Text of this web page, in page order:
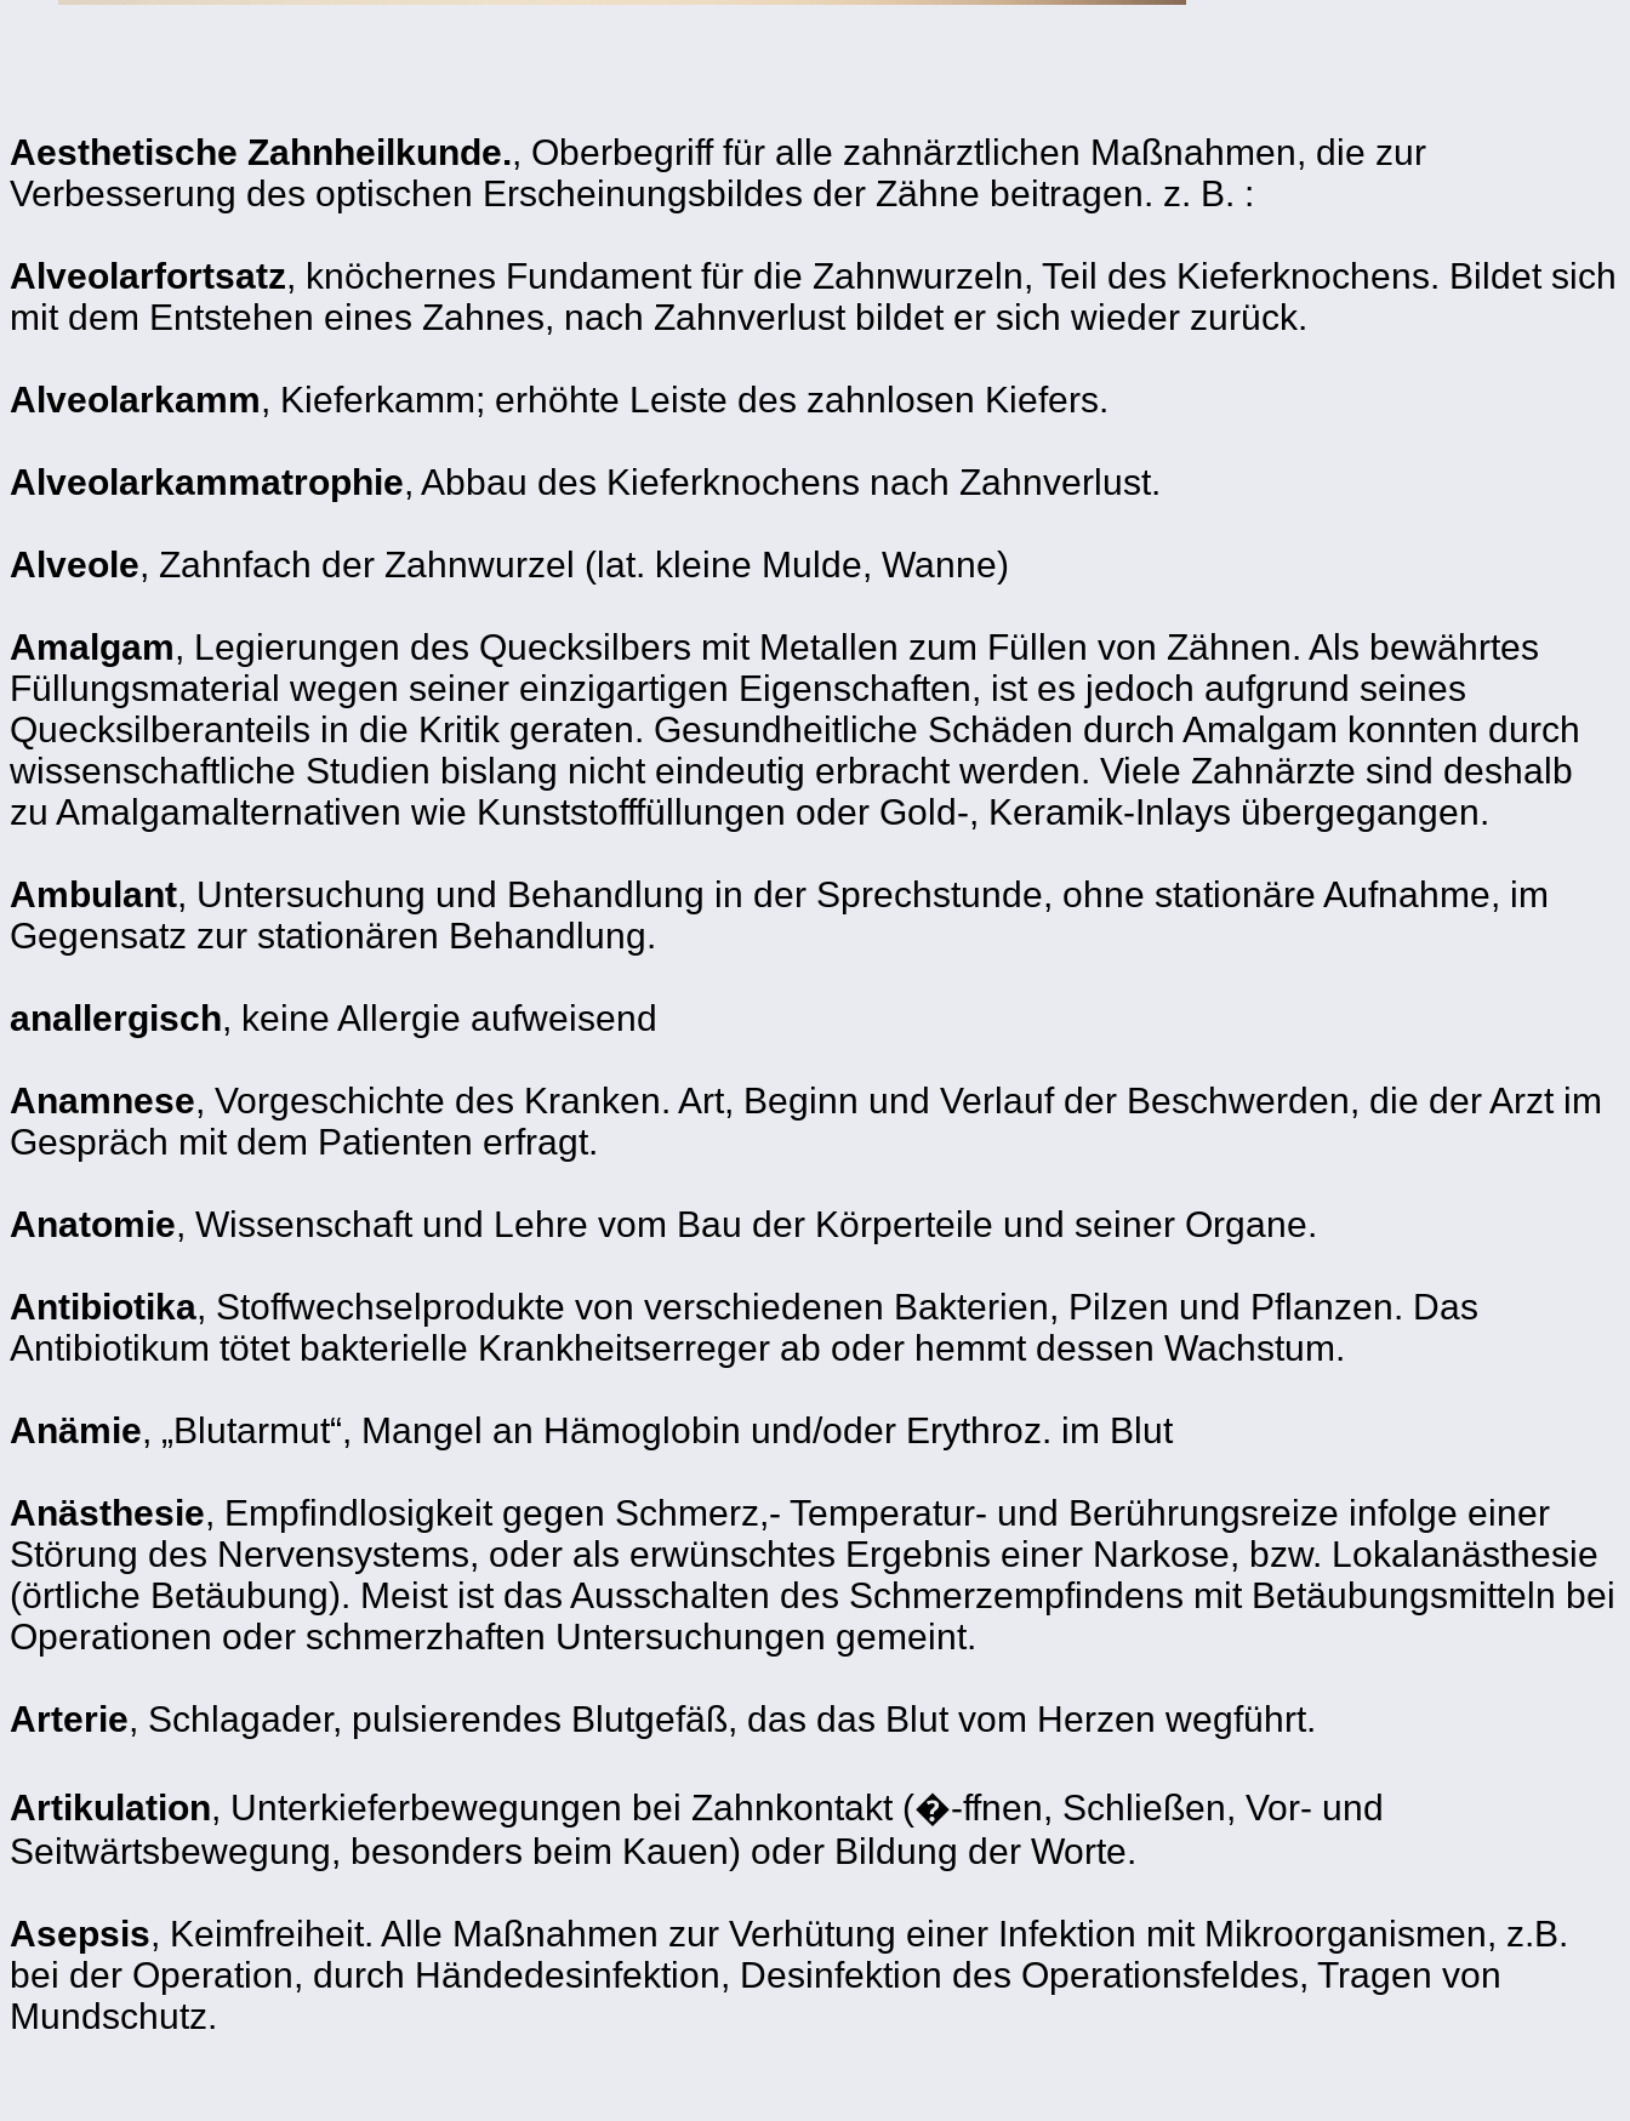
Aesthetische Zahnheilkunde., Oberbegriff für alle zahnärztlichen Maßnahmen, die zur
Verbesserung des optischen Erscheinungsbildes der Zähne beitragen. z. B. :
Alveolarfortsatz, knöchernes Fundament für die Zahnwurzeln, Teil des Kieferknochens. Bildet sich
mit dem Entstehen eines Zahnes, nach Zahnverlust bildet er sich wieder zurück.
Alveolarkamm, Kieferkamm; erhöhte Leiste des zahnlosen Kiefers.
Alveolarkammatrophie, Abbau des Kieferknochens nach Zahnverlust.
Alveole, Zahnfach der Zahnwurzel (lat. kleine Mulde, Wanne)
Amalgam, Legierungen des Quecksilbers mit Metallen zum Füllen von Zähnen. Als bewährtes
Füllungsmaterial wegen seiner einzigartigen Eigenschaften, ist es jedoch aufgrund seines
Quecksilberanteils in die Kritik geraten. Gesundheitliche Schäden durch Amalgam konnten durch
wissenschaftliche Studien bislang nicht eindeutig erbracht werden. Viele Zahnärzte sind deshalb
zu Amalgamalternativen wie Kunststofffüllungen oder Gold-, Keramik-Inlays übergegangen.
Ambulant, Untersuchung und Behandlung in der Sprechstunde, ohne stationäre Aufnahme, im
Gegensatz zur stationären Behandlung.
anallergisch, keine Allergie aufweisend
Anamnese, Vorgeschichte des Kranken. Art, Beginn und Verlauf der Beschwerden, die der Arzt im
Gespräch mit dem Patienten erfragt.
Anatomie, Wissenschaft und Lehre vom Bau der Körperteile und seiner Organe.
Antibiotika, Stoffwechselprodukte von verschiedenen Bakterien, Pilzen und Pflanzen. Das
Antibiotikum tötet bakterielle Krankheitserreger ab oder hemmt dessen Wachstum.
Anämie, „Blutarmut“, Mangel an Hämoglobin und/oder Erythroz. im Blut
Anästhesie, Empfindlosigkeit gegen Schmerz,- Temperatur- und Berührungsreize infolge einer
Störung des Nervensystems, oder als erwünschtes Ergebnis einer Narkose, bzw. Lokalanästhesie
(örtliche Betäubung). Meist ist das Ausschalten des Schmerzempfindens mit Betäubungsmitteln bei
Operationen oder schmerzhaften Untersuchungen gemeint.
Arterie, Schlagader, pulsierendes Blutgefäß, das das Blut vom Herzen wegführt.
Artikulation, Unterkieferbewegungen bei Zahnkontakt (�-ffnen, Schließen, Vor- und
Seitwärtsbewegung, besonders beim Kauen) oder Bildung der Worte.
Asepsis, Keimfreiheit. Alle Maßnahmen zur Verhütung einer Infektion mit Mikroorganismen, z.B.
bei der Operation, durch Händedesinfektion, Desinfektion des Operationsfeldes, Tragen von
Mundschutz.